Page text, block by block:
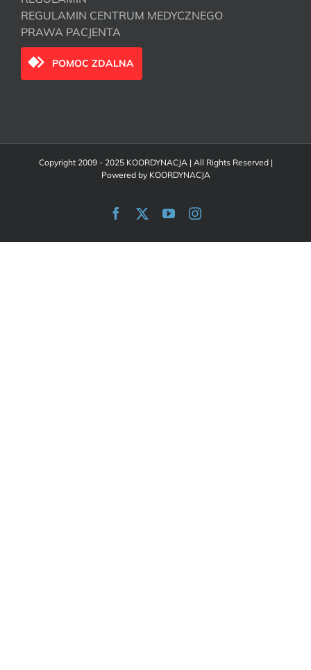
REGULAMIN CENTRUM MEDYCZNEGO
PRAWA PACJENTA
POMOC ZDALNA
Copyright 2009 - 2025 KOORDYNACJA | All Rights Reserved |
Powered by KOORDYNACJA
Facebook YouTubeInstagram